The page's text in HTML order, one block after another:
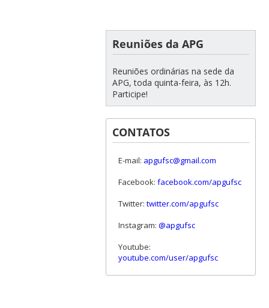
Reuniões da APG
Reuniões ordinárias na sede da
APG, toda quinta-feira, às 12h.
Participe!
CONTATOS
E-mail: apgufsc@gmail.com
Facebook: facebook.com/apgufsc
Twitter: twitter.com/apgufsc
Instagram: @apgufsc
Youtube:
youtube.com/user/apgufsc